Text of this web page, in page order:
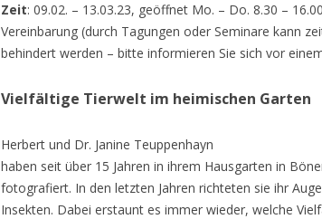
Zeit: 09.02. – 13.03.23, geöffnet Mo. – Do. 8.30 –
Vereinbarung (durch Tagungen oder Seminare kann
behindert werden – bitte informieren Sie sich vor
Vielfältige Tierwelt im heimischen Garten
Herbert und Dr. Janine Teuppenhayn
haben seit über 15 Jahren in ihrem Hausgarten in
fotografiert. In den letzten Jahren richteten sie ihr
Insekten. Dabei erstaunt es immer wieder, welche